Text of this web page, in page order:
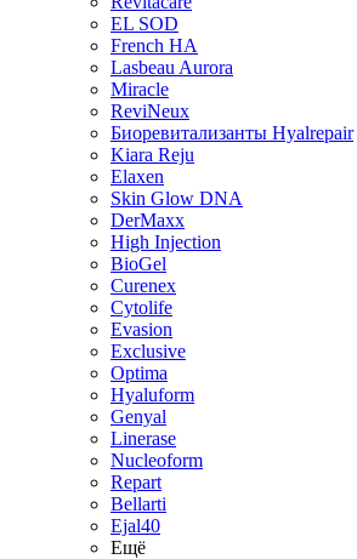
EL SOD
French HA
Lasbeau Aurora
Miracle
ReviNeux
Биоревитализанты Hyalrepair
Kiara Reju
Elaxen
Skin Glow DNA
DerMaxx
High Injection
BioGel
Curenex
Cytolife
Evasion
Exclusive
Optima
Hyaluform
Genyal
Linerase
Nucleoform
Repart
Bellarti
Ejal40
Ещё